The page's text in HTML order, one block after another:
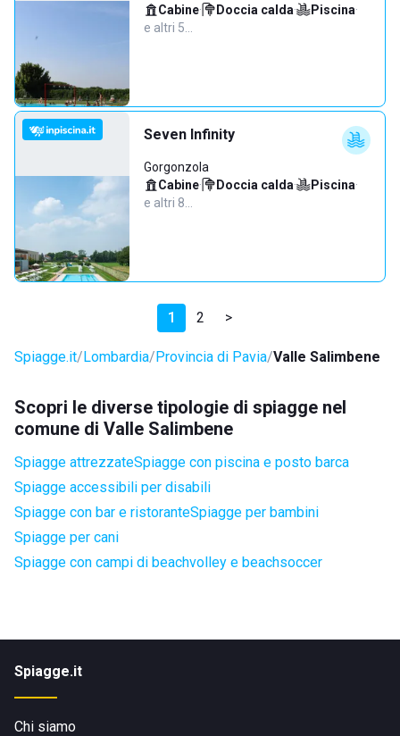
Cabine· Doccia calda· Piscina·
e altri 5…
Seven Infinity
Gorgonzola
Cabine· Doccia calda· Piscina·
e altri 8…
1 2 >
Spiagge.it Lombardia Provincia di Pavia Valle Salimbene
Scopri le diverse tipologie di spiagge nel
comune di Valle Salimbene
Spiagge attrezzateSpiagge con piscina e posto barca
Spiagge accessibili per disabili
Spiagge con bar e ristoranteSpiagge per bambini
Spiagge per cani
Spiagge con campi di beachvolley e beachsoccer
Spiagge.it
Chi siamo